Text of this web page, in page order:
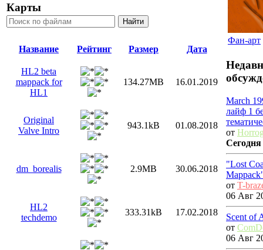
Карты
Название Рейтинг Размер Дата
HL2 beta
mappack for
HL1
134.27MB 16.01.2019
Original
Valve Intro
943.1kB 01.08.2018
dm_borealis 2.9MB 30.06.2018
HL2
techdemo
333.31kB 17.02.2018
Фан-арт
March
лайф 1
от
Сегодня
"Lost
от T-
06 Авг
Scent of
от
06 Авг